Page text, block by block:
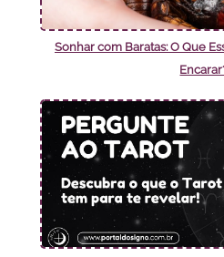
Sonhar com Baratas: O Que